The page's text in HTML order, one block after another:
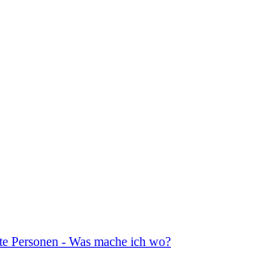
Personen - Was mache ich wo?